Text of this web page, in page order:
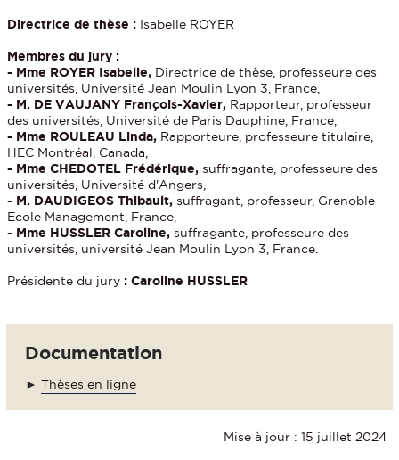
Directrice de thèse : Isabelle ROYER
Membres du jury :
- Mme ROYER Isabelle, Directrice de thèse, professeure des
universités, Université Jean Moulin Lyon 3, France,
- M. DE VAUJANY François-Xavier, Rapporteur, professeur
des universités, Université de Paris Dauphine, France,
- Mme ROULEAU Linda, Rapporteure, professeure titulaire,
HEC Montréal, Canada,
- Mme CHEDOTEL Frédérique,suffragante, professeure des
universités, Université d'Angers,
- M. DAUDIGEOS Thibault,suffragant, professeur, Grenoble
Ecole Management, France,
- Mme HUSSLER Caroline,suffragante, professeure des
universités, université Jean Moulin Lyon 3, France.
Présidente du jury : Caroline HUSSLER
Documentation
► Thèses en ligne
Mise à jour : 15 juillet 2024